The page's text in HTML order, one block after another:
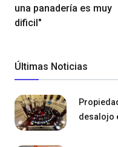
una panadería es muy
dificil"
Últimas Noticias
desalojo